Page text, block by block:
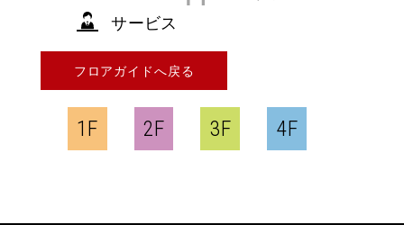
サービス
フロアガイドへ戻る
1F 2F 3F 4F